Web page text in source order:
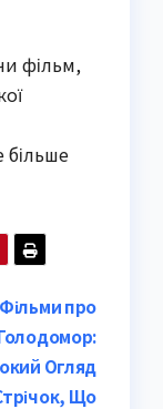
фільм,
Фільми про
Огляд
Що